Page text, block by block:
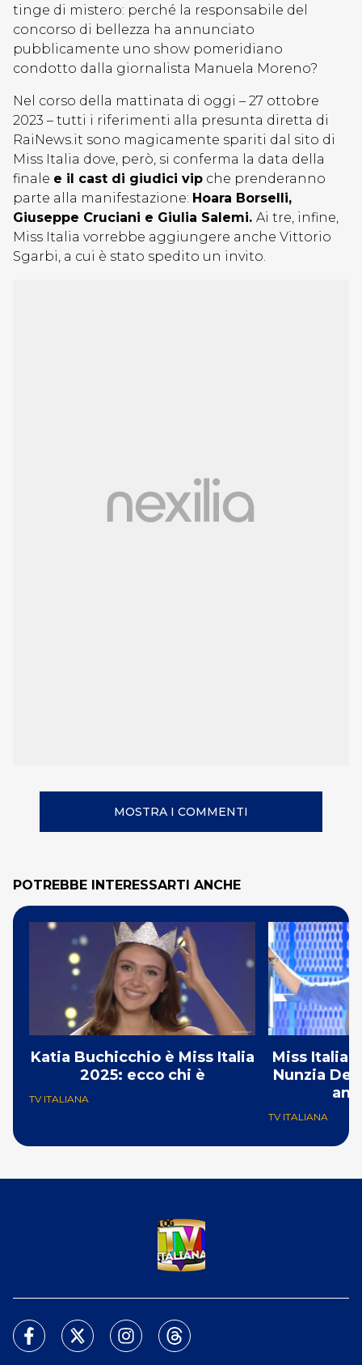
tinge di mistero: perché la responsabile del
concorso di bellezza ha annunciato
pubblicamente uno show pomeridiano
condotto dalla giornalista Manuela Moreno?
Nel corso della mattinata di oggi – 27 ottobre
2023 – tutti i riferimenti alla presunta diretta di
RaiNews.it sono magicamente spariti dal sito di
Miss Italia dove, però, si conferma la data della
finale e il cast di giudici vip che prenderanno
parte alla manifestazione: Hoara Borselli,
Giuseppe Cruciani e Giulia Salemi. Ai tre, infine,
Miss Italia vorrebbe aggiungere anche Vittorio
Sgarbi, a cui è stato spedito un invito.
MOSTRA I COMMENTI
POTREBBE INTERESSARTI ANCHE
Katia Buchicchio è Miss Italia
2025: ecco chi è
TV ITALIANA
Miss Italia
Nunzia De
TV ITALIANA